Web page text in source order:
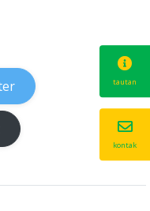
tautan
kontak